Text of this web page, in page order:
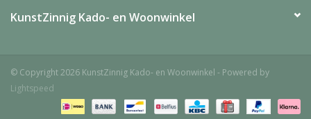
KunstZinnig Kado- en Woonwinkel
© Copyright 2026 KunstZinnig Kado- en Woonwinkel - Powered by
Lightspeed